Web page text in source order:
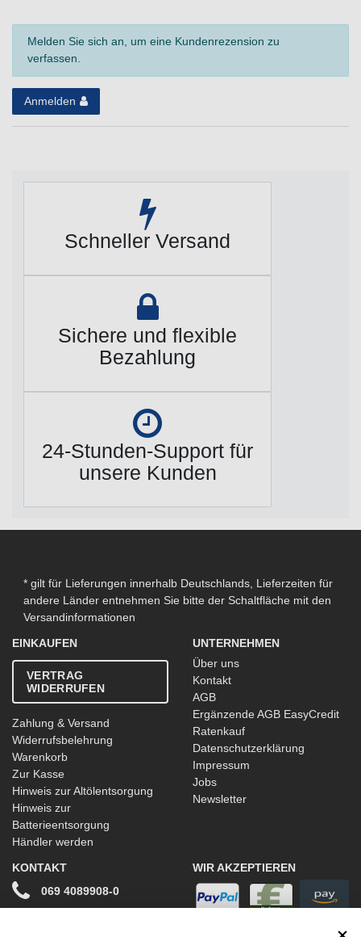
Melden Sie sich an, um eine Kundenrezension zu
verfassen.
Anmelden
Schneller Versand
Sichere und flexible
Bezahlung
24-Stunden-Support für
unsere Kunden
* gilt für Lieferungen innerhalb Deutschlands, Lieferzeiten für
andere Länder entnehmen Sie bitte der Schaltfläche mit den
Versandinformationen
EINKAUFEN
VERTRAG
WIDERRUFEN
Zahlung & Versand
Widerrufsbelehrung
Warenkorb
Zur Kasse
Hinweis zur Altölentsorgung
Hinweis zur
Batterieentsorgung
Händler werden
UNTERNEHMEN
Über uns
Kontakt
AGB
Ergänzende AGB EasyCredit
Ratenkauf
Datenschutzerklärung
Impressum
Jobs
Newsletter
KONTAKT
069 4089908-0
WIR AKZEPTIEREN